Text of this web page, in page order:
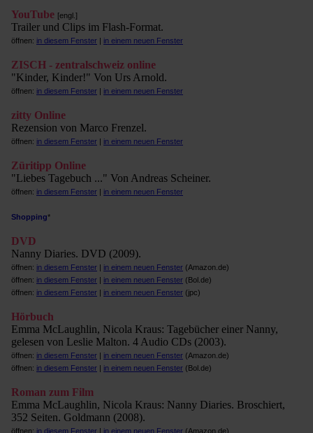
YouTube [engl.]
Trailer und Clips im Flash-Format.
öffnen: in diesem Fenster | in einem neuen Fenster
ZISCH - zentralschweiz online
"Kinder, Kinder!" Von Urs Arnold.
öffnen: in diesem Fenster | in einem neuen Fenster
zitty Online
Rezension von Marco Frenzel.
öffnen: in diesem Fenster | in einem neuen Fenster
Züritipp Online
"Liebes Tagebuch ..." Von Andreas Scheiner.
öffnen: in diesem Fenster | in einem neuen Fenster
Shopping*
DVD
Nanny Diaries. DVD (2009).
öffnen: in diesem Fenster | in einem neuen Fenster (Amazon.de)
öffnen: in diesem Fenster | in einem neuen Fenster (Bol.de)
öffnen: in diesem Fenster | in einem neuen Fenster (jpc)
Hörbuch
Emma McLaughlin, Nicola Kraus: Tagebücher einer Nanny,
gelesen von Leslie Malton. 4 Audio CDs (2003).
öffnen: in diesem Fenster | in einem neuen Fenster (Amazon.de)
öffnen: in diesem Fenster | in einem neuen Fenster (Bol.de)
Roman zum Film
Emma McLaughlin, Nicola Kraus: Nanny Diaries. Broschiert,
352 Seiten. Goldmann (2008).
öffnen: in diesem Fenster | in einem neuen Fenster (Amazon.de)